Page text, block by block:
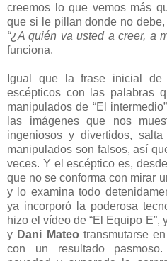
creemos lo que vemos más
que si le pillan donde no
“¿A quién va usted a creer, a
funciona.
Igual que la frase inicial de
escépticos con las palabras
manipulados de “El
las imágenes que nos
ingeniosos y divertidos,
manipulados son falsos, así
veces. Y el escéptico es,
que no se conforma con mirar
y lo examina todo
ya incorporó la poderosa
hizo el vídeo de “El Equipo
y Dani Mateo transmutarse
con un resultado